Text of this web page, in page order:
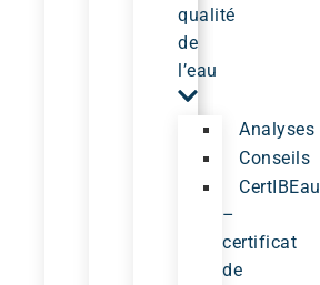
qualité
de
l’eau
Analyses
Conseils
CertIBEau
–
certificat
de